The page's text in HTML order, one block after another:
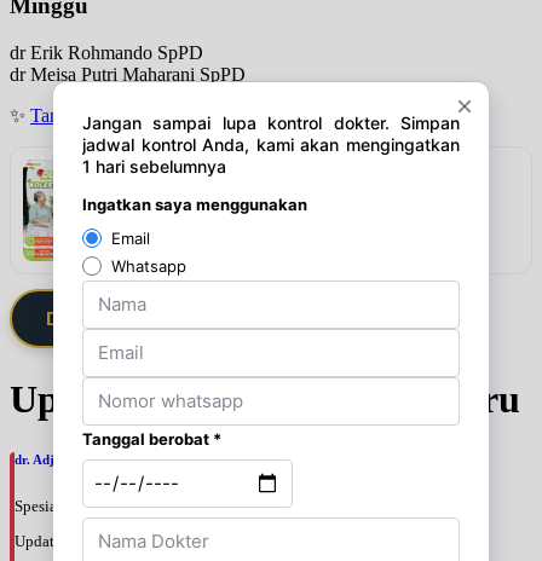
Minggu
dr Erik Rohmando SpPD
dr Meisa Putri Maharani SpPD
✨ Tanya jadwal (Respon Cepat)
Rekomendasi
VITAMEAL Sereal Diabetes Multigrain
Lihat detail & harga →
Daftarkan Saya via Member VIP
Update Jadwal Dokter terbaru
dr. Adji Suprajitno, SpPD
Spesialis: Penyakit Dalam
Update terakhir: 2026-08-07 20:37:59